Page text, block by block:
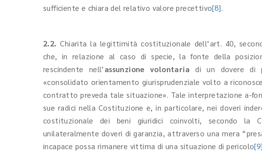
sufficiente e chiara del relativo valore precettivo[8].
2.2. Chiarita la legittimità costituzionale dell’art. 40,
che, in relazione al caso di specie, la fonte della
rescindente nell’ assunzione volontariadi un dovere di
«consolidato orientamento giurisprudenziale volto a
contratto preveda tale situazione». Tale interpretazione a-
sue radici nella Costituzione e, in particolare, nei doveri
costituzionale dei beni giuridici coinvolti, secondo la
unilateralmente doveri di garanzia, attraverso una mera
incapace possa rimanere vittima di una situazione di pericolo[9]